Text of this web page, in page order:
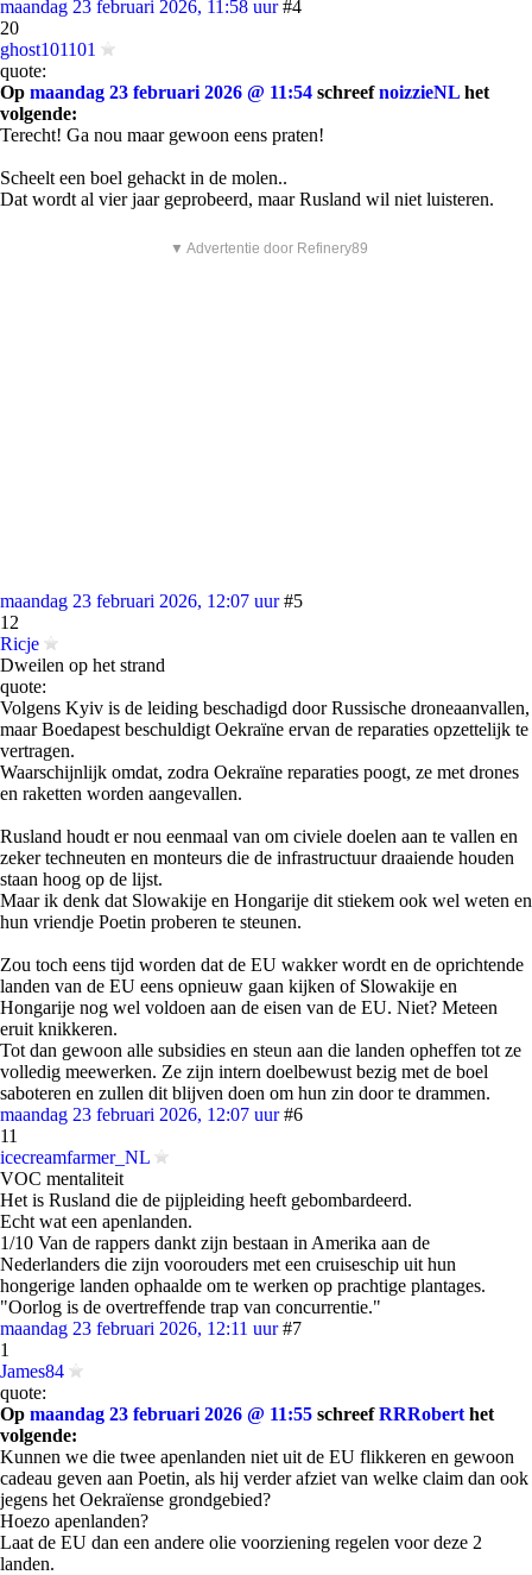
maandag 23 februari 2026, 11:58 uur #4
20
ghost101101
quote:
Op maandag 23 februari 2026 @ 11:54 schreefnoizzieNL het
volgende:
Terecht! Ga nou maar gewoon eens praten!
Scheelt een boel gehackt in de molen..
Dat wordt al vier jaar geprobeerd, maar Rusland wil niet luisteren.
▼ Advertentie door Refinery89
maandag 23 februari 2026, 12:07 uur #5
12
Ricje
Dweilen op het strand
quote:
Volgens Kyiv is de leiding beschadigd door Russische droneaanvallen,
maar Boedapest beschuldigt Oekraïne ervan de reparaties opzettelijk te
vertragen.
Waarschijnlijk omdat, zodra Oekraïne reparaties poogt, ze met drones
en raketten worden aangevallen.
Rusland houdt er nou eenmaal van om civiele doelen aan te vallen en
zeker techneuten en monteurs die de infrastructuur draaiende houden
staan hoog op de lijst.
Maar ik denk dat Slowakije en Hongarije dit stiekem ook wel weten en
hun vriendje Poetin proberen te steunen.
Zou toch eens tijd worden dat de EU wakker wordt en de oprichtende
landen van de EU eens opnieuw gaan kijken of Slowakije en
Hongarije nog wel voldoen aan de eisen van de EU. Niet? Meteen
eruit knikkeren.
Tot dan gewoon alle subsidies en steun aan die landen opheffen tot ze
volledig meewerken. Ze zijn intern doelbewust bezig met de boel
saboteren en zullen dit blijven doen om hun zin door te drammen.
maandag 23 februari 2026, 12:07 uur #6
11
icecreamfarmer_NL
VOC mentaliteit
Het is Rusland die de pijpleiding heeft gebombardeerd.
Echt wat een apenlanden.
1/10 Van de rappers dankt zijn bestaan in Amerika aan de
Nederlanders die zijn voorouders met een cruiseschip uit hun
hongerige landen ophaalde om te werken op prachtige plantages.
"Oorlog is de overtreffende trap van concurrentie."
maandag 23 februari 2026, 12:11 uur #7
1
James84
quote:
Op maandag 23 februari 2026 @ 11:55 schreefRRRobert het
volgende:
Kunnen we die twee apenlanden niet uit de EU flikkeren en gewoon
cadeau geven aan Poetin, als hij verder afziet van welke claim dan ook
jegens het Oekraïense grondgebied?
Hoezo apenlanden?
Laat de EU dan een andere olie voorziening regelen voor deze 2
landen.